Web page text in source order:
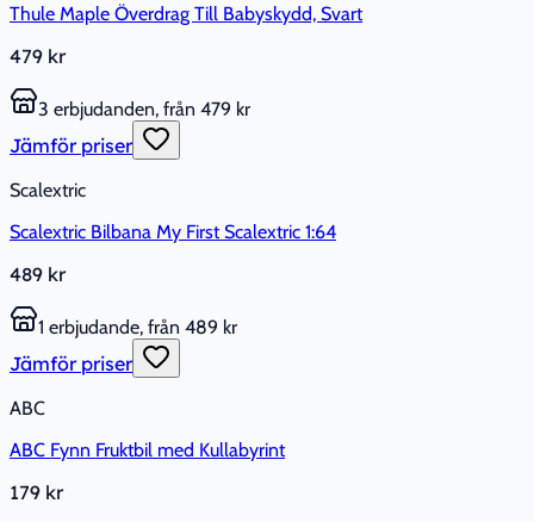
Thule Maple Överdrag Till Babyskydd, Svart
479 kr
3 erbjudanden, från 479 kr
Jämför priser
Scalextric
Scalextric Bilbana My First Scalextric 1:64
489 kr
1 erbjudande, från 489 kr
Jämför priser
ABC
ABC Fynn Fruktbil med Kullabyrint
179 kr